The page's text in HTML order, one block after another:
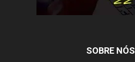
SOBRE NÓS